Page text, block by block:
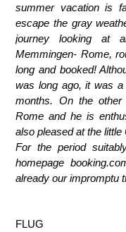
summer vacation is
escape the gray
journey looking at
Memmingen- Rome,
long and booked!
was long ago, it was
months. On the
Rome and he is
also pleased at the little
For the period
homepage
already our impromptu
FLUG